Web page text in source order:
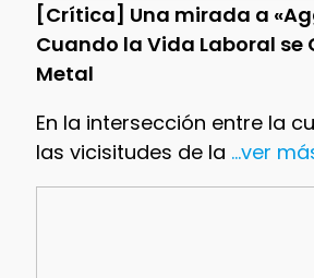
[Crítica] Una mirada a
Cuando la Vida Laboral se
Metal
En la intersección entre la
las vicisitudes de la ...ver